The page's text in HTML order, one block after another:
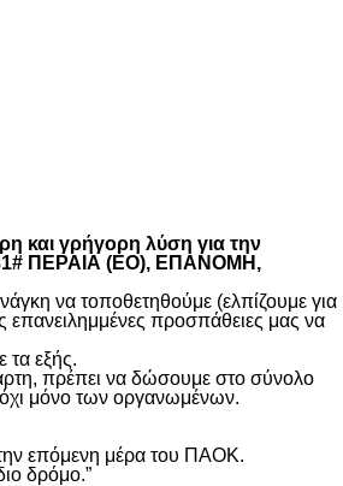
και γρήγορη λύση για την
ΠΕΡΑΙΑ (ΕΟ), ΕΠΑΝΟΜΗ,
να τοποθετηθούμε (ελπίζουμε για
επανειλημμένες προσπάθειες μας να
τα εξής.
πρέπει να δώσουμε στο σύνολο
μόνο των οργανωμένων.
την επόμενη μέρα του ΠΑΟΚ.
δρόμο.”